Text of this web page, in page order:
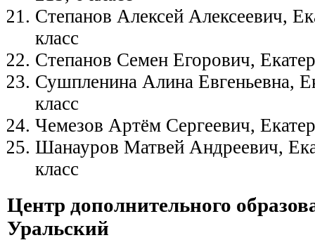
Степанов Алексей Алексеевич,
класс
Степанов Семен Егорович,
Сушпленина Алина Евгеньевна,
класс
Чемезов Артём Сергеевич,
Шанауров Матвей Андреевич,
класс
Центр дополнительного
Уральский